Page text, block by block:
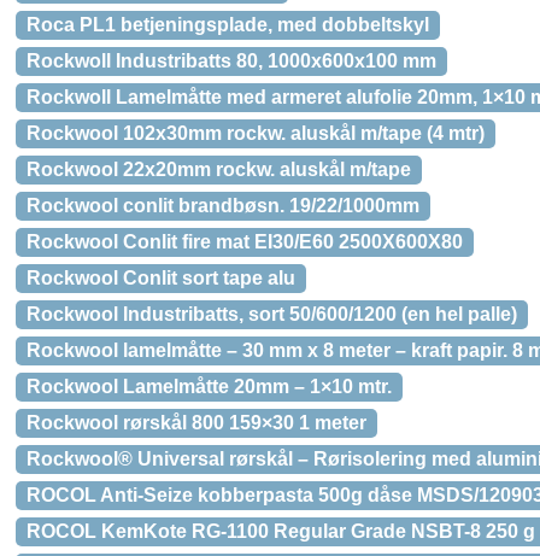
Roca PL1 betjeningsplade, med dobbeltskyl
Rockwoll Industribatts 80, 1000x600x100 mm
Rockwoll Lamelmåtte med armeret alufolie 20mm, 1×10
Rockwool 102x30mm rockw. aluskål m/tape (4 mtr)
Rockwool 22x20mm rockw. aluskål m/tape
Rockwool conlit brandbøsn. 19/22/1000mm
Rockwool Conlit fire mat EI30/E60 2500X600X80
Rockwool Conlit sort tape alu
Rockwool Industribatts, sort 50/600/1200 (en hel palle)
Rockwool lamelmåtte – 30 mm x 8 meter – kraft papir. 8
Rockwool Lamelmåtte 20mm – 1×10 mtr.
Rockwool rørskål 800 159×30 1 meter
Rockwool® Universal rørskål – Rørisolering med
ROCOL Anti-Seize kobberpasta 500g dåse MSDS/
ROCOL KemKote RG-1100 Regular Grade NSBT-8 250